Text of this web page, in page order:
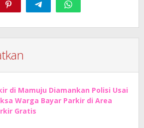
di Mamuju Diamankan Polisi Usai
Warga Bayar Parkir di Area
Gratis